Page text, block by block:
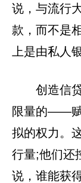
说，与流行
款，而不是
上是由私人
创造信
限量的——赋
拟的权力。
行量;他们
说，谁能获